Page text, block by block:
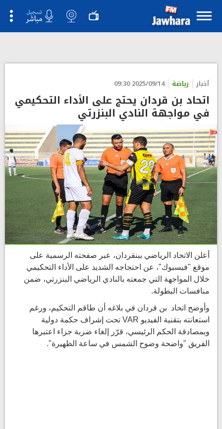
أخبار رياضة 2025/09/14 09:30
اتحاد بن قردان يحتج على الأداء التحكيمي
في مواجهة النادي البنزرتي
أعلن الاتحاد الرياضي ببنقردان، عبر صفحته الرسمية على
موقع "فيسبوك"، عن احتجاجه الشديد على الأداء التحكيمي
خلال المواجهة التي جمعته بالنادي الرياضي البنزرتي، ضمن
منافسات البطولة.
وأوضح اتحاد بن قردان في بلاغه أن طاقم التحكيم، ورغم
استعانته بتقنية الفيديو VAR تحت إشراف حكمة دولية
وبمصادقة الحكم الرئيسي، قرّر إلغاء ضربة جزاء اعتبرها
الفريق "واضحة وضوح الشمس في ساعة الظهيرة".